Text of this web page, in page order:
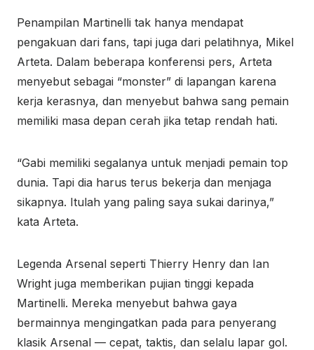
Penampilan Martinelli tak hanya mendapat
pengakuan dari fans, tapi juga dari pelatihnya, Mikel
Arteta. Dalam beberapa konferensi pers, Arteta
menyebut sebagai “monster” di lapangan karena
kerja kerasnya, dan menyebut bahwa sang pemain
memiliki masa depan cerah jika tetap rendah hati.
“Gabi memiliki segalanya untuk menjadi pemain top
dunia. Tapi dia harus terus bekerja dan menjaga
sikapnya. Itulah yang paling saya sukai darinya,”
kata Arteta.
Legenda Arsenal seperti Thierry Henry dan Ian
Wright juga memberikan pujian tinggi kepada
Martinelli. Mereka menyebut bahwa gaya
bermainnya mengingatkan pada para penyerang
klasik Arsenal — cepat, taktis, dan selalu lapar gol.